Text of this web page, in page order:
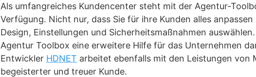
Als umfangreiches Kundencenter steht mit der Agentur-
Verfügung. Nicht nur, dass Sie für ihre Kunden alles
Design, Einstellungen und Sicherheitsmaßnahmen
Agentur Toolbox eine erweitere Hilfe für das Unternehmen
Entwickler HDNET arbeitet ebenfalls mit den Leistungen von
begeisterter und treuer Kunde.